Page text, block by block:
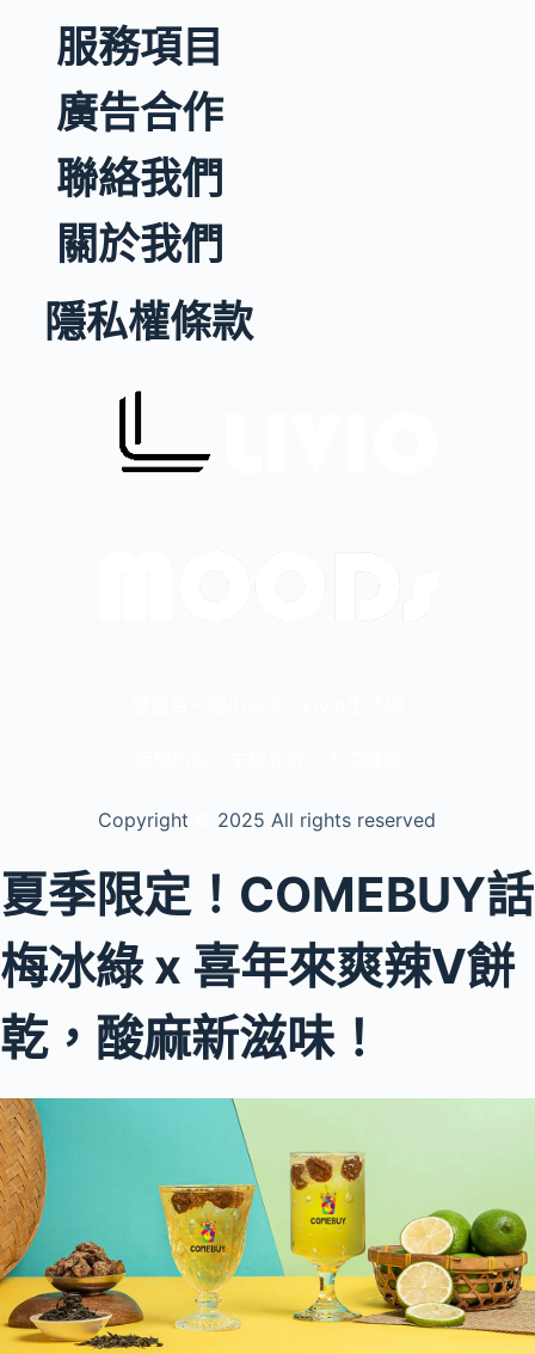
服務項目
廣告合作
聯絡我們
關於我們
隱私權條款
Copyright 2025 All rights reserved
夏季限定！COMEBUY話
梅冰綠 x 喜年來爽辣V餅
乾，酸麻新滋味！